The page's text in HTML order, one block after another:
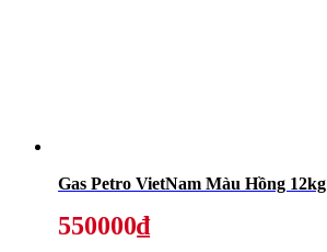
Gas Petro VietNam Màu Hồng 12kg
550000₫